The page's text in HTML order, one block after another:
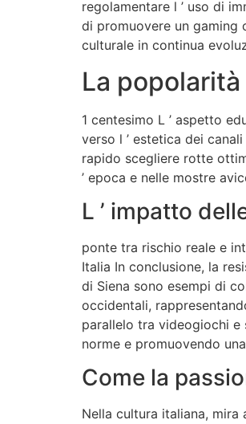
regolamentare l ’ uso di
di promuovere un gaming
culturale in continua
La
1 centesimo L ’ aspetto
verso l ’ estetica dei
rapido scegliere rotte
’ epoca e nelle mostre
L ’ impatto
ponte tra rischio reale e
Italia In conclusione, la
di Siena sono esempi di
occidentali,
parallelo tra videogiochi
norme e promuovendo
Come la
Nella cultura italiana, mira